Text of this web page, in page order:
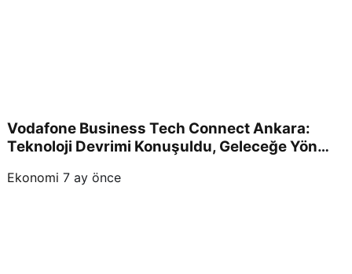
Vodafone Business Tech Connect Ankara:
Teknoloji Devrimi Konuşuldu, Geleceğe Yön
Ekonomi 7 ay önce